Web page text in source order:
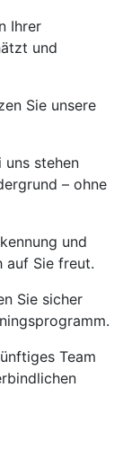
Ihrer
und
Sie unsere
uns stehen
– ohne
und
auf Sie freut.
Sie sicher
Team